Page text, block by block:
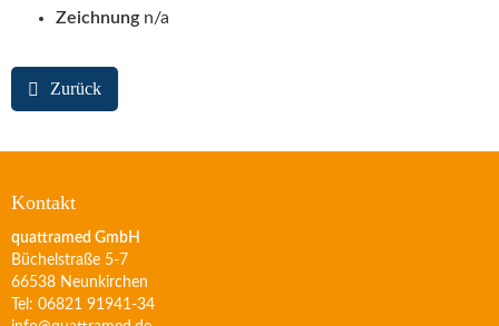
Zeichnung n/a
Zurück
Kontakt
quattramed GmbH
Büchelstraße 5-7
66538 Neunkirchen
Tel: 06821 91941-34